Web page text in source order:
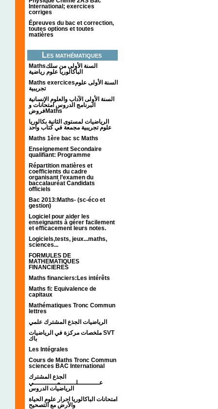
International; exercices
corriges
Épreuves du bac et correction,
toutes options et toutes
matières
Les mathématiques
Mathsالسنة الأولى من سلك
الباكالوريا علوم رياضية
Maths exercicesالسنة الأولى علوم
تجريبية
السنة الأولى الآداب والعلوم الإنسانية
البرنامج الدروس امتحانات و
فروضMaths
الرياضيات لمستوى الثانية بكالوريا
علوم تجريبية مجمعة في كتاب واحد
Maths 1ère bac sc Maths
Enseignement Secondaire
qualifiant: Programme
Répartition matières et
coefficients du cadre
organisant l’examen du
baccalauréat Candidats
officiels
Bac 2013:Maths- (sc-éco et
gestion)
Logiciel pour aider les
enseignants à gérer facilement
et efficacement leurs notes.
Logiciels,tests, jeux...maths,
sciences...
FORMULES DE
MATHEMATIQUES
FINANCIERES
Maths financiers:Les intérêts
Maths fi: Equivalence de
capitaux
Mathématiques Tronc Commun
lettres
الرياضيات الجذع المشترك علمي
ملخصات مركزة في الرياضيات SVT
باك
Les Intégrales
Cours de Maths Tronc Commun
sciences BAC International
الجذع المشترك
عـــــــــــلــــــــمــــــــــــي
الرياضيات الدروس
امتحانات الباكالوريا احرار علوم الحياة
والأرض مع التصحيح